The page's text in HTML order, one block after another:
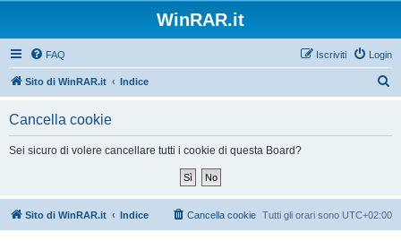
WinRAR.it
FAQ Login
Iscriviti
Sito di WinRAR.it Indice
Cancella cookie
Sei sicuro di volere cancellare tutti i cookie di questa Board?
Sito di WinRAR.it Indice Tutti gli orari sono UTC+02:00
Cancella cookie